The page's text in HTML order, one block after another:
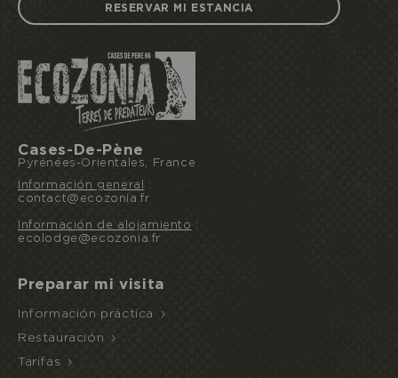
RESERVAR MI ESTANCIA
Cases-De-Pène
Pyrénées-Orientales, France
Información general
:
contact@ecozonia.fr
Información de alojamiento :
ecolodge@ecozonia.fr
Preparar mi visita
Información práctica
Restauración
Tarifas
AL
ECOPARQUE
INUSUAL
Reservo u ofrezco una estancia